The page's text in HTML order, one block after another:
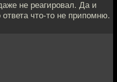
не реагировал. Да и
ответа что-то не припомню.